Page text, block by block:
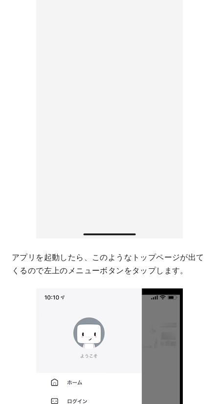
アプリを起動したら、このようなトップページが出て
くるので左上のメニューボタンをタップします。